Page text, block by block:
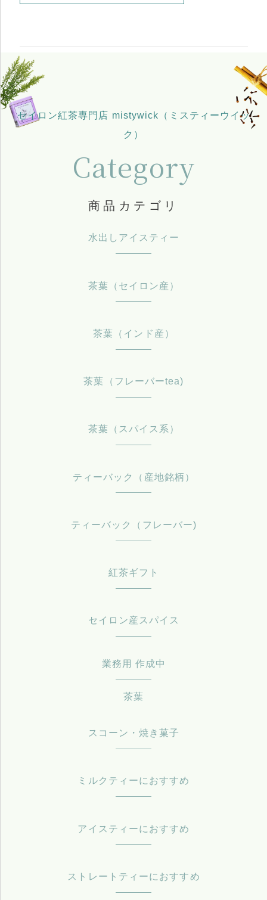
セイロン紅茶専門店 mistywick（ミスティーウイッ
ク）
Category
商品カテゴリ
水出しアイスティー
茶葉（セイロン産）
茶葉（インド産）
茶葉（フレーバーtea)
茶葉（スパイス系）
ティーバック（産地銘柄）
ティーバック（フレーバー)
紅茶ギフト
セイロン産スパイス
業務用 作成中
茶葉
スコーン・焼き菓子
ミルクティーにおすすめ
アイスティーにおすすめ
ストレートティーにおすすめ